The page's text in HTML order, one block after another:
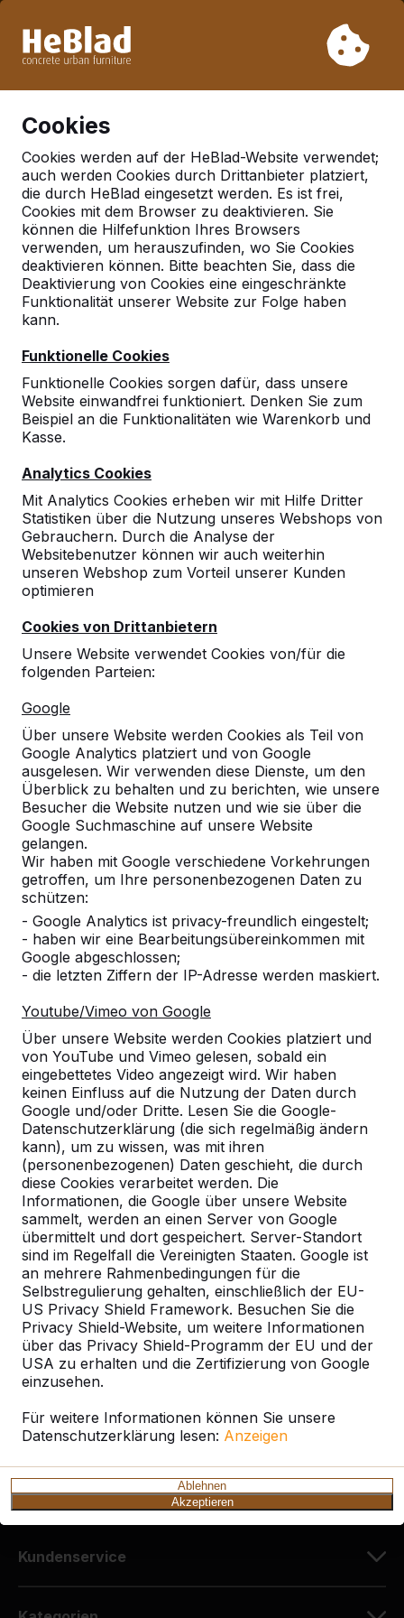
Woche 33 nicht. Bitte berücksichtigen Sie daher längere
Cookies
Cookies werden auf der HeBlad-Website verwendet;
auch werden Cookies durch Drittanbieter platziert,
die durch HeBlad eingesetzt werden. Es ist frei,
Cookies mit dem Browser zu deaktivieren. Sie
können die Hilfefunktion Ihres Browsers
verwenden, um herauszufinden, wo Sie Cookies
deaktivieren können. Bitte beachten Sie, dass die
Deaktivierung von Cookies eine eingeschränkte
Funktionalität unserer Website zur Folge haben
kann.
Funktionelle Cookies
Funktionelle Cookies sorgen dafür, dass unsere
Website einwandfrei funktioniert. Denken Sie zum
Beispiel an die Funktionalitäten wie Warenkorb und
Kasse.
Analytics Cookies
Mit Analytics Cookies erheben wir mit Hilfe Dritter
Statistiken über die Nutzung unseres Webshops von
Gebrauchern. Durch die Analyse der
Websitebenutzer können wir auch weiterhin
unseren Webshop zum Vorteil unserer Kunden
optimieren
Cookies von Drittanbietern
Unsere Website verwendet Cookies von/für die
folgenden Parteien:
Google
Über unsere Website werden Cookies als Teil von
Google Analytics platziert und von Google
ausgelesen. Wir verwenden diese Dienste, um den
Überblick zu behalten und zu berichten, wie unsere
Besucher die Website nutzen und wie sie über die
Google Suchmaschine auf unsere Website
gelangen.
Wir haben mit Google verschiedene Vorkehrungen
getroffen, um Ihre personenbezogenen Daten zu
schützen:
- Google Analytics ist privacy-freundlich eingestelt;
- haben wir eine Bearbeitungsübereinkommen mit
Google abgeschlossen;
- die letzten Ziffern der IP-Adresse werden maskiert.
Youtube/Vimeo von Google
Über unsere Website werden Cookies platziert und
von YouTube und Vimeo gelesen, sobald ein
eingebettetes Video angezeigt wird. Wir haben
keinen Einfluss auf die Nutzung der Daten durch
Google und/oder Dritte. Lesen Sie die Google-
Datenschutzerklärung (die sich regelmäßig ändern
kann), um zu wissen, was mit ihren
(personenbezogenen) Daten geschieht, die durch
diese Cookies verarbeitet werden. Die
Informationen, die Google über unsere Website
sammelt, werden an einen Server von Google
übermittelt und dort gespeichert. Server-Standort
sind im Regelfall die Vereinigten Staaten. Google ist
an mehrere Rahmenbedingungen für die
Selbstregulierung gehalten, einschließlich der EU-
US Privacy Shield Framework. Besuchen Sie die
Privacy Shield-Website, um weitere Informationen
über das Privacy Shield-Programm der EU und der
USA zu erhalten und die Zertifizierung von Google
einzusehen.
Für weitere Informationen können Sie unsere
Datenschutzerklärung lesen: Anzeigen
Ablehnen
Akzeptieren
Deutschland
Referenties in:Borsdorf
Geen reviews gevonden voor deze
locatie.
Referenzen
Unsere Produkte finden Sie in ganz Europa
und darüber hinaus. Sehen Sie hier, wo Sie
ein HeBlad-Produkt in Ihrer Nähe finden.
Produkt
Alles anzeigen
Kategorie
Alles anzeigen
Ort oder Postleitzahl suchen
Zie ook
Leipzig Panitzsch
Kontakt
HeBlad Deutschland
Diekerstraße 97
42781 Haan
Deutschland
+49 212 934 77 25
info@HeBlad.de
Kundenservice